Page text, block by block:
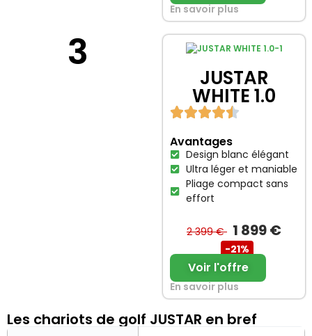
En savoir plus
3
JUSTAR
WHITE 1.0
Avantages
Design blanc élégant
Ultra léger et maniable
Pliage compact sans
effort
2 399 € 1 899 €
-21%
Voir l'offre
En savoir plus
Les chariots de golf JUSTAR en bref